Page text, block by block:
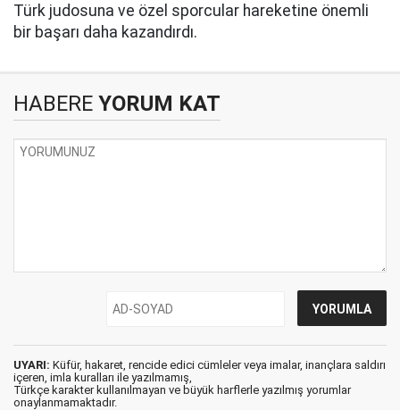
Türk judosuna ve özel sporcular hareketine önemli
bir başarı daha kazandırdı.
HABERE YORUM KAT
UYARI: Küfür, hakaret, rencide edici cümleler veya imalar, inançlara saldırı
içeren, imla kuralları ile yazılmamış,
Türkçe karakter kullanılmayan ve büyük harflerle yazılmış yorumlar
onaylanmamaktadır.